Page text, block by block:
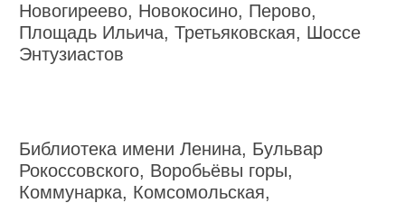
Новогиреево, Новокосино, Перово,
Площадь Ильича, Третьяковская, Шоссе
Энтузиастов
Библиотека имени Ленина, Бульвар
Рокоссовского, Воробьёвы горы,
Коммунарка, Комсомольская,